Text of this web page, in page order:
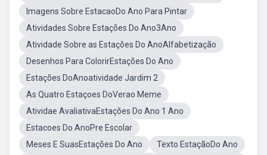
Imagens Sobre EstacaoDo Ano Para Pintar
Atividades Sobre Estações Do Ano3Ano
Atividade Sobre as Estações Do AnoAlfabetização
Desenhos Para ColorirEstações Do Ano
Estações DoAnoatividade Jardim 2
As Quatro Estaçoes DoVerao Meme
Atividae AvaliativaEstações Do Ano 1 Ano
Estacoes Do AnoPre Escolar
Meses E SuasEstações Do Ano
Texto EstaçãoDo Ano